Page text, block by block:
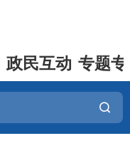
政民互动 专题